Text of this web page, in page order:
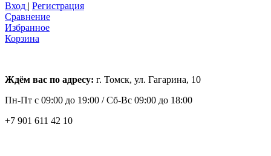
Вход | Регистрация
Сравнение
Избранное
Корзина
Ждём вас по адресу: г. Томск, ул. Гагарина, 10
Пн-Пт с 09:00 до 19:00 /Сб-Вс 09:00 до 18:00
+7 901 611 42 10